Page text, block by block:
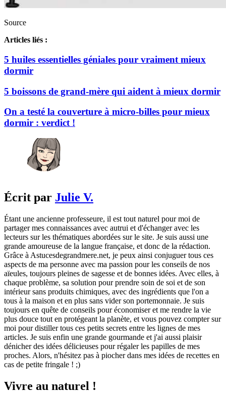
Source
Articles liés :
5 huiles essentielles géniales pour vraiment mieux
dormir
5 boissons de grand-mère qui aident à mieux dormir
On a testé la couverture à micro-billes pour mieux
dormir : verdict !
Écrit par Julie V.
Étant une ancienne professeure, il est tout naturel pour moi de
partager mes connaissances avec autrui et d'échanger avec les
lecteurs sur les thématiques abordées sur le site. Je suis aussi une
grande amoureuse de la langue française, et donc de la rédaction.
Grâce à Astucesdegrandmere.net, je peux ainsi conjuguer tous ces
aspects de ma personne avec ma passion pour les conseils de nos
aïeules, toujours pleines de sagesse et de bonnes idées. Avec elles, à
chaque problème, sa solution pour prendre soin de soi et de son
intérieur sans produits chimiques, avec des ingrédients que l'on a
tous à la maison et en plus sans vider son portemonnaie. Je suis
toujours en quête de conseils pour économiser et me rendre la vie
plus douce tout en protégeant la planète, et vous pouvez compter sur
moi pour distiller tous ces petits secrets entre les lignes de mes
articles. Je suis enfin une grande gourmande et j'ai aussi plaisir
dénicher des idées délicieuses pour régaler les papilles de mes
proches. Alors, n'hésitez pas à piocher dans mes idées de recettes en
cas de petite fringale ! ;)
Vivre au naturel !